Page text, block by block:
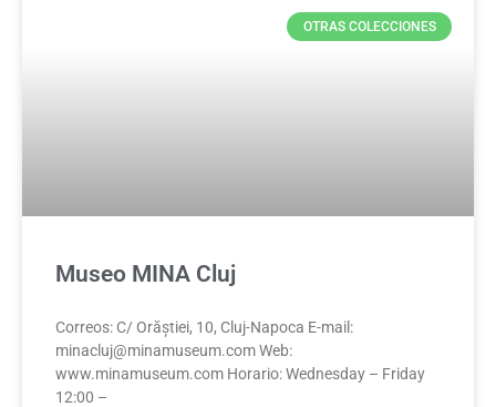
OTRAS COLECCIONES
Museo MINA Cluj
Correos: C/ Orăștiei, 10, Cluj-Napoca E-mail:
minacluj@minamuseum.comWeb:
www.minamuseum.com Horario: Wednesday – Friday
12:00 –